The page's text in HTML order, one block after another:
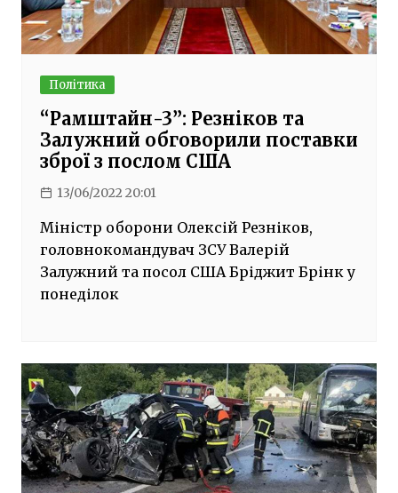
Політика
“Рамштайн-3”: Резніков та
Залужний обговорили поставки
зброї з послом США
13/06/2022 20:01
Міністр оборони Олексій Резніков,
головнокомандувач ЗСУ Валерій
Залужний та посол США Бріджит Брінк у
понеділок